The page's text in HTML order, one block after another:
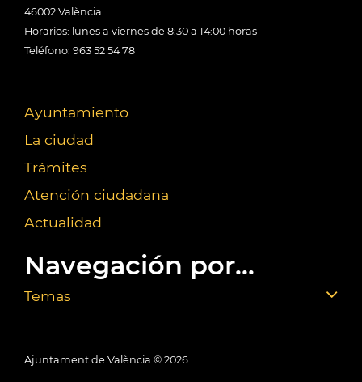
46002 València
Horarios: lunes a viernes de 8:30 a 14:00 horas
Teléfono: 963 52 54 78
Ayuntamiento
La ciudad
Trámites
Atención ciudadana
Actualidad
Navegación por...
Temas
Ajuntament de València © 2026